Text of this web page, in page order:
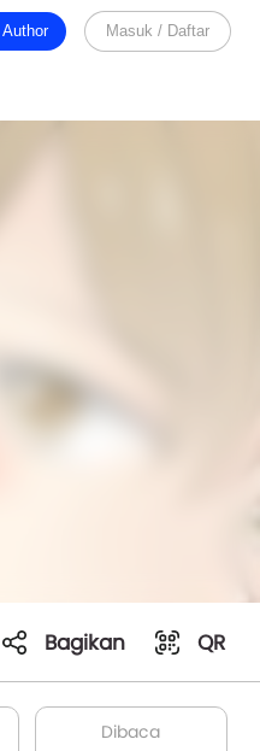
Author Masuk / Daftar
Bagikan QR
Dibaca